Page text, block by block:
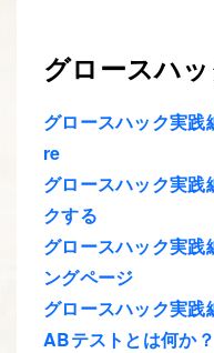
グロースハ
グロースハック実
re
グロースハック実践
クする
グロースハック実践
ングページ
グロースハック実
ABテストとは何か？